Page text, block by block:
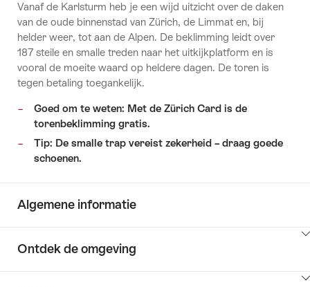
Vanaf de Karlsturm heb je een wijd uitzicht over de daken
van de oude binnenstad van Zürich, de Limmat en, bij
helder weer, tot aan de Alpen. De beklimming leidt over
187 steile en smalle treden naar het uitkijkplatform en is
vooral de moeite waard op heldere dagen. De toren is
tegen betaling toegankelijk.
Goed om te weten: Met de Zürich Card is de
torenbeklimming gratis.
Tip: De smalle trap vereist zekerheid – draag goede
schoenen.
Algemene informatie
hier
Ontdek de omgeving